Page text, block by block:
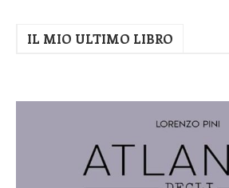
IL MIO ULTIMO LIBRO